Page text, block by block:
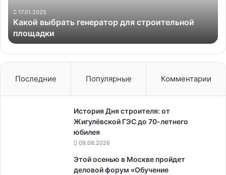
17.01.2025
Какой выбрать генератор для строительной
площадки
Последние Популярные Комментарии
История Дня строителя: от
Жигулёвской ГЭС до 70-летнего
юбилея
09.08.2026
Этой осенью в Москве пройдет
деловой форум «Обучение